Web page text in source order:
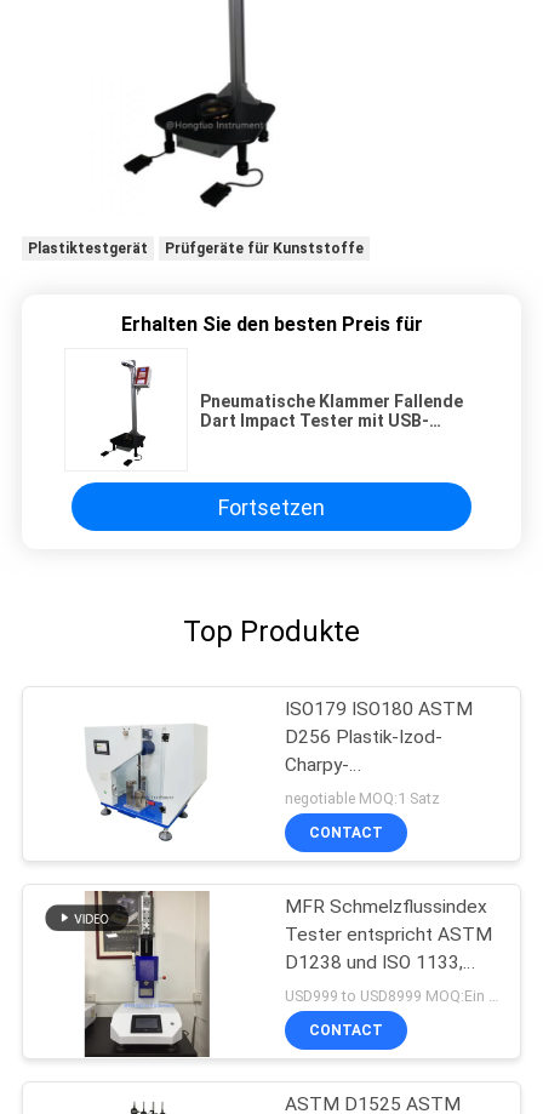
Plastiktestgerät Prüfgeräte für Kunststoffe
Erhalten Sie den besten Preis für
Pneumatische Klammer Fallende
Dart Impact Tester mit USB-
Fortsetzen
Top Produkte
ISO179 ISO180 ASTM
D256 Plastik-Izod-
Charpy-
Auswirkungsmessgerät
negotiable MOQ:1 Satz
CONTACT
MFR Schmelzflussindex
Tester entspricht ASTM
D1238 und ISO 1133,
Kunststoffprüfgeräte
CONTACT
ASTM D1525 ASTM